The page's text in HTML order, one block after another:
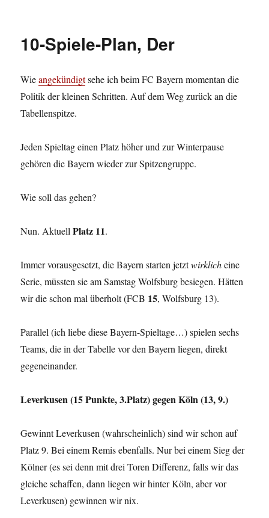
10-Spiele-Plan, Der
Wieangekündigtsehe ich beim FC Bayern momentan die
Politik der kleinen Schritten. Auf dem Weg zurück an die
Tabellenspitze.
Jeden Spieltag einen Platz höher und zur Winterpause
gehören die Bayern wieder zur Spitzengruppe.
Wie soll das gehen?
Nun. AktuellPlatz 11.
Immer vorausgesetzt, die Bayern starten jetztwirklicheine
Serie, müssten sie am Samstag Wolfsburg besiegen. Hätten
wir die schon mal überholt (FCB 15, Wolfsburg 13).
Parallel (ich liebe diese Bayern-Spieltage…) spielen sechs
Teams, die in der Tabelle vor den Bayern liegen, direkt
gegeneinander.
Leverkusen (15 Punkte, 3.Platz) gegen Köln (13, 9.)
Gewinnt Leverkusen (wahrscheinlich) sind wir schon auf
Platz 9. Bei einem Remis ebenfalls. Nur bei einem Sieg der
Kölner (es sei denn mit drei Toren Differenz, falls wir das
gleiche schaffen, dann liegen wir hinter Köln, aber vor
Leverkusen) gewinnen wir nix.